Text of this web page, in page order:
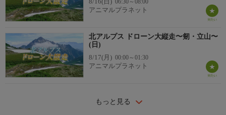
06:30～08:00
アニマルプラネット
北アルプス ドローン大縦走〜剱・立山〜
(日)
8/17(月) 00:00～01:30
アニマルプラネット
もっと見る